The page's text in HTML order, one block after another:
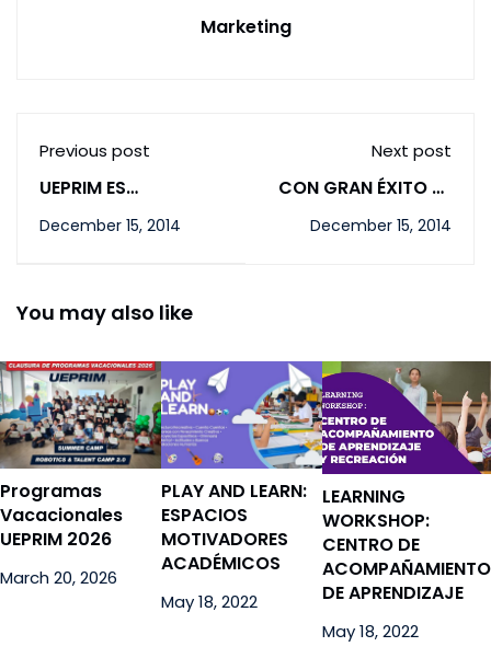
Marketing
Previous post
UEPRIM ES
FUNDACIÓN
EFQM
December 15, 2014
Next post
CON GRAN ÉXITO SE
DE CIENCIAS,
December 15, 2014
You may also like
Programas
Vacacionales
UEPRIM 2026
March 20, 2026
PLAY AND LEARN:
ESPACIOS
MOTIVADORES
ACADÉMICOS
May 18, 2022
LEARNING
WORKSHOP:
CENTRO DE
ACOMPAÑAMIENTO
DE APRENDIZAJE
May 18, 2022